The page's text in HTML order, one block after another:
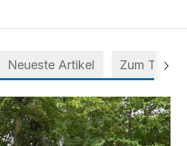
Neueste Artikel Zum Thema